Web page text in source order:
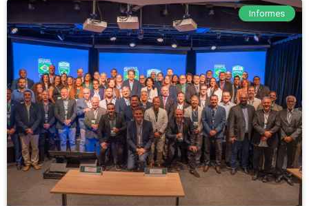
Informes